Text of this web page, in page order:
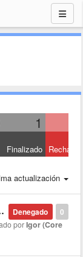
1
Finalizado
actualización
0
Denegado
porIgor (Core